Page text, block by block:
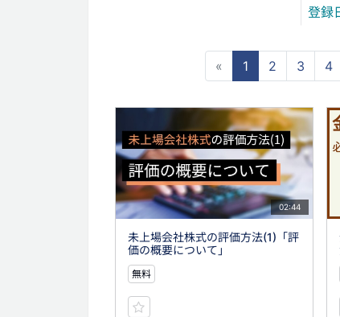
登録
« 1 2 3 4
02:44
未上場会社株式の評価方法(1)「評
価の概要について」
無料